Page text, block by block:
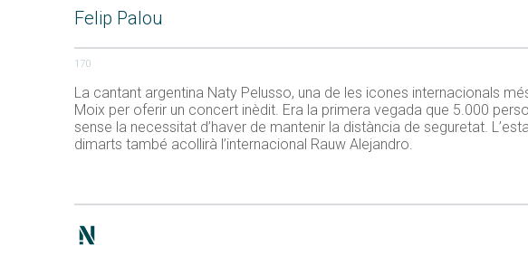
Felip Palou
170
La cantant argentina Naty Pelusso, una de les icones internacionals
Moix per oferir un concert inèdit. Era la primera vegada que 5.000
sense la necessitat d’haver de mantenir la distància de seguretat.
dimarts també acollirà l’internacional Rauw Alejandro.